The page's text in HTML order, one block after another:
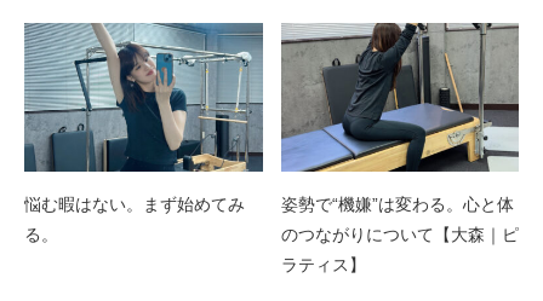
悩む暇はない。まず始めてみ
る。
姿勢で“機嫌”は変わる。心と体
のつながりについて【大森｜ピ
ラティス】